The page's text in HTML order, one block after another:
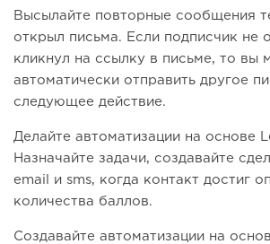
Высылайте повторные сообщения
открыл письма. Если подписчик не
кликнул на ссылку в письме, то вы
автоматически отправить другое
следующее действие.
Делайте автоматизации на основе
Назначайте задачи, создавайте
email и sms, когда контакт достиг
количества баллов.
Создавайте автоматизации на